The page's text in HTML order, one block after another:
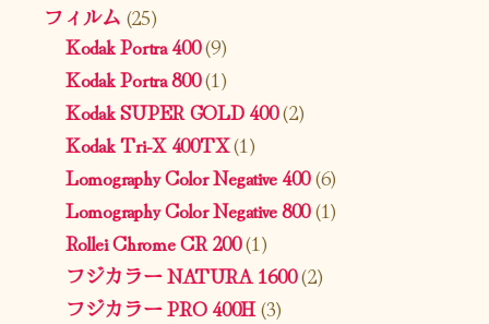
フィルム (25)
Kodak Portra 400(9)
Kodak Portra 800(1)
Kodak SUPER GOLD 400(2)
Kodak Tri-X 400TX(1)
Lomography Color Negative 400(6)
Lomography Color Negative 800(1)
Rollei Chrome CR 200(1)
フジカラー NATURA 1600(2)
フジカラー PRO 400H(3)